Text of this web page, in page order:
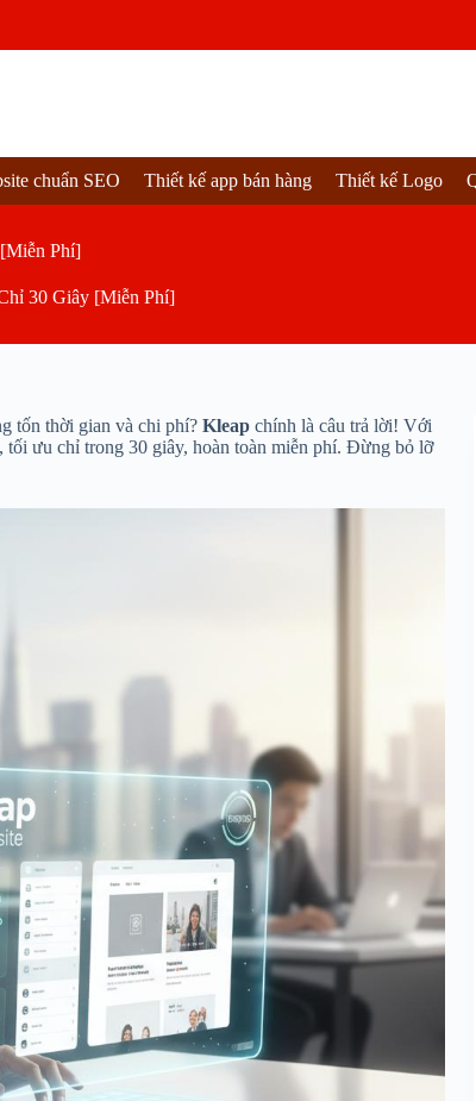
chuẩn SEO Thiết kế app bán hàng Thiết kế Logo
Phí]
30 Giây [Miễn Phí]
tốn thời gian và chi phí? Kleap chính là câu trả lời! Với
tối ưu chỉ trong 30 giây, hoàn toàn miễn phí. Đừng bỏ lỡ